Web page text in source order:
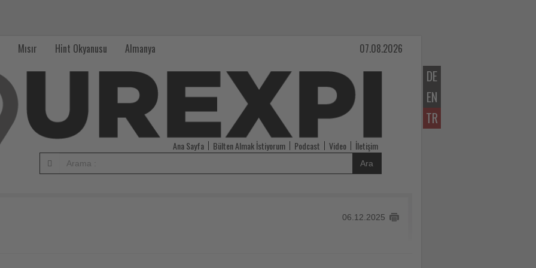
DE
EN
TR
Mısır Hint Okyanusu Almanya 07.08.2026
Ana Sayfa Bülten Almak İstiyorum Podcast Video İletişim
Ara
06.12.2025